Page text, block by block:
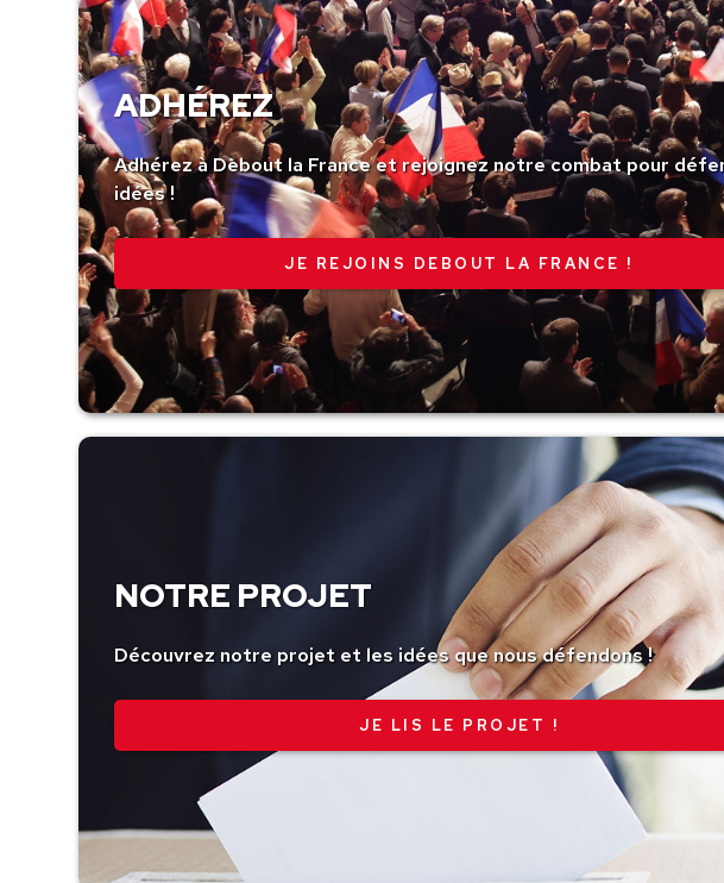
ADHÉREZ
Adhérez à Debout la France et rejoignez notre combat pour
idées !
JE REJOINS DEBOUT LA FRANCE !
NOTRE PROJET
Découvrez notre projet et les idées que nous défendons !
JE LIS LE PROJET !